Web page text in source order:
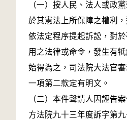
（一）按人民、法人或政
於其憲法上所保障之權利
依法定程序提起訴訟，對
用之法律或命令，發生有
始得為之，司法院大法官
一項第二款定有明文。
（二）本件聲請人因誣告
方法院九十三年度訴字第